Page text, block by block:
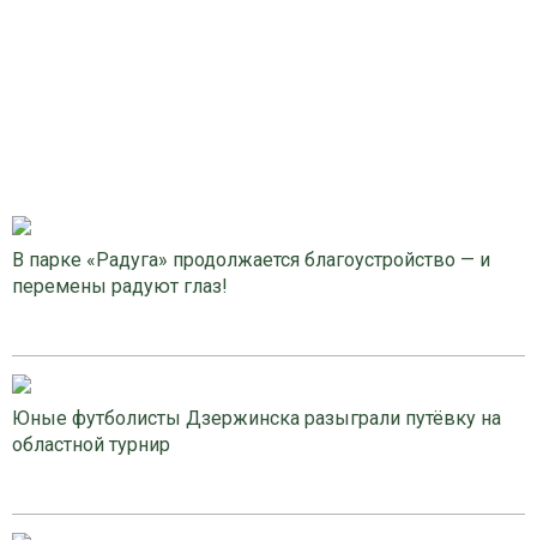
В парке «Радуга» продолжается благоустройство — и
перемены радуют глаз!
Юные футболисты Дзержинска разыграли путёвку на
областной турнир